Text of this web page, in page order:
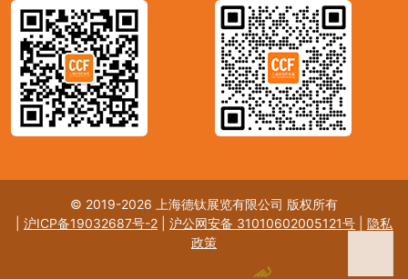
© 2019-2026 上海德钛展览有限公司 版权所有
沪ICP备19032687号-2 沪公网安备 31010602005121号
隐私
政策